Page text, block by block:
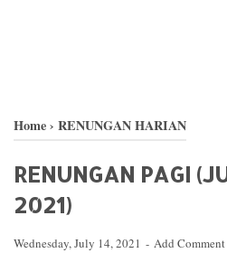
Home› RENUNGAN HARIAN
RENUNGAN PAGI
2021)
Wednesday, July 14, 2021 Add Comment